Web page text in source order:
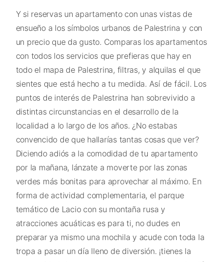
Y si reservas un apartamento con unas vistas de
ensueño a los símbolos urbanos de Palestrina y con
un precio que da gusto. Comparas los apartamentos
con todos los servicios que prefieras que hay en
todo el mapa de Palestrina, filtras, y alquilas el que
sientes que está hecho a tu medida. Así de fácil. Los
puntos de interés de Palestrina han sobrevivido a
distintas circunstancias en el desarrollo de la
localidad a lo largo de los años. ¿No estabas
convencido de que hallarías tantas cosas que ver?
Diciendo adiós a la comodidad de tu apartamento
por la mañana, lánzate a moverte por las zonas
verdes más bonitas para aprovechar al máximo. En
forma de actividad complementaria, el parque
temático de Lacio con su montaña rusa y
atracciones acuáticas es para ti, no dudes en
preparar ya mismo una mochila y acude con toda la
tropa a pasar un día lleno de diversión. ¡tienes la